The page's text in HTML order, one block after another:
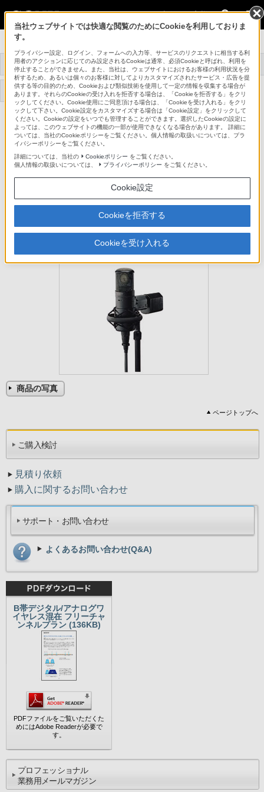
法人のお客様
プロオーディオ
トップ 商品一覧 アクセサリー 事例紹介
機器アップデート
ファームウェア
サポート・お問い合わせ
C-800G
音の豊かさ、厚み、スピード感を追求。ボーカル用に適したデジタ
ル録音時代の真空管式コンデンサーマイクロホン。
真空管式コンデンサーマイクロホン
C-800G
希望小売価格660,000円(税込)
商品の写真
ページトップへ
ご購入検討
見積り依頼
購入に関するお問い合わせ
サポート・お問い合わせ
よくあるお問い合わせ(Q&A)
B帯デジタル/アナログワ
イヤレス混在 フリーチャ
ンネルプラン (136KB)
PDFファイルをご覧いただくた
めにはAdobe Readerが必要で
す。
プロフェッショナル
業務用メールマガジン
当社ウェブサイトでは快適な閲覧のためにCookieを利用しておりま
す。
プライバシー設定、ログイン、フォームへの入力等、サービスのリクエストに相当する利
用者のアクションに応じてのみ設定されるCookieは通常、必須Cookieと呼ばれ、利用を
停止することができません。また、当社は、ウェブサイトにおけるお客様の利用状況を分
析するため、あるいは個々のお客様に対してよりカスタマイズされたサービス・広告を提
供する等の目的のため、Cookieおよび類似技術を使用して一定の情報を収集する場合が
あります。それらのCookieの受け入れを拒否する場合は、「Cookieを拒否する」をクリ
ックしてください。Cookie使用にご同意頂ける場合は、「Cookieを受け入れる」をクリ
ックして下さい。Cookie設定をカスタマイズする場合は「Cookie設定」をクリックして
ください。Cookieの設定をいつでも管理することができます。選択したCookieの設定に
よっては、このウェブサイトの機能の一部が使用できなくなる場合があります。 詳細に
ついては、当社のCookieポリシーをご覧ください。個人情報の取扱いについては、プラ
イバシーポリシーをご覧ください。
詳細については、当社の
Cookieポリシー をご覧ください。
個人情報の取扱いについては、
プライバシーポリシー をご覧ください。
Cookie設定
Cookieを拒否する
Cookieを受け入れる